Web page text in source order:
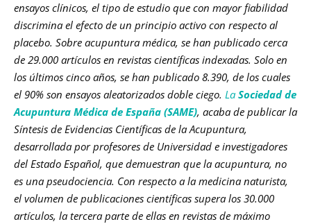
ensayos clínicos, el tipo de estudio que con mayor fiabilidad
discrimina el efecto de un principio activo con respecto al
placebo. Sobre acupuntura médica, se han publicado cerca
de 29.000 artículos en revistas científicas indexadas. Solo en
los últimos cinco años, se han publicado 8.390, de los cuales
el 90% son ensayos aleatorizados doble ciego. La Sociedad de
Acupuntura Médica de España (SAME), acaba de publicar la
Síntesis de Evidencias Científicas de la Acupuntura,
desarrollada por profesores de Universidad e investigadores
del Estado Español, que demuestran que la acupuntura, no
es una pseudociencia. Con respecto a la medicina naturista,
el volumen de publicaciones científicas supera los 30.000
artículos, la tercera parte de ellas en revistas de máximo